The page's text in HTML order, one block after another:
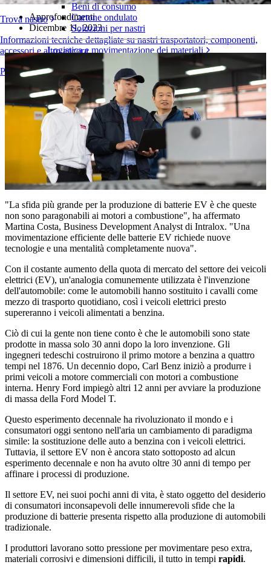
Trova nastro
Informazioni tecniche dettagliate su nastri trasportatori, componenti,
accessori e altro ancora
Panoramica dei prodotti
Beni di consumo
Cartone ondulato
Soluzioni per nastri
Logistica e movimentazione dei materiali
E-commerce e distribuzione
Posta e pacchi
Pneumatici e industria automobilistica
Pneumatici
Industria automobilistica
Batterie EV
Industriale
Panoramica dei settori
Approfondimenti
Dicembre 11, 2023
"La sfida più grande per la produzione di batterie EV è che queste
non sono paragonabili ai motori a combustione", ha affermato
Martina Costa, Business Development Analyst di Intralox. "Una
movimentazione efficiente delle batterie EV richiede nuove
tecnologie e una mentalità completamente nuova".
Con il costante aumento della quota di mercato del settore dei veicoli
elettrici (EV), un'analogia comunemente utilizzata è l'invenzione
dell'automobile: come le automobili hanno sostituito i cavalli come
mezzo di trasporto quotidiano, così i veicoli elettrici presto
supereranno i veicoli alimentati a benzina.
Ciò di cui la gente non tiene conto è che le automobili sono state
prodotte in massa solo 30 anni dopo la loro invenzione. Gli
ingegneri tedeschi costruirono il primo motore a benzina a quattro
tempi nel 1876. Un decennio dopo, Carl Benz iniziò a produrre i
primi veicoli a motore commerciali con motori a combustione
interna. Henry Ford impiegò altri 12 anni per avviare la produzione
di massa della Ford Model T.
Questo esperimento decennale ha rivoluzionato il mondo e i
consumatori oggi sentono nell'aria un cambiamento di paradigma
simile: la sostituzione delle auto a benzina con i veicoli elettrici.
Tuttavia, il settore EV non è ancora stato sottoposto ad alcun
esperimento decennale e non ha avuto oltre 30 anni di tempo per
affinare i processi di produzione.
Il settore EV, nei suoi pochi anni di vita, è stato oggetto del desiderio
di consumatori inconsapevoli delle innumerevoli sfide che la
produzione di batterie presenta rispetto alla produzione di automobili
tradizionale.
I produttori lavorano sotto pressione per movimentare peso extra,
materiali corrosivi e dimensioni difficili, il tutto in tempi rapidi.